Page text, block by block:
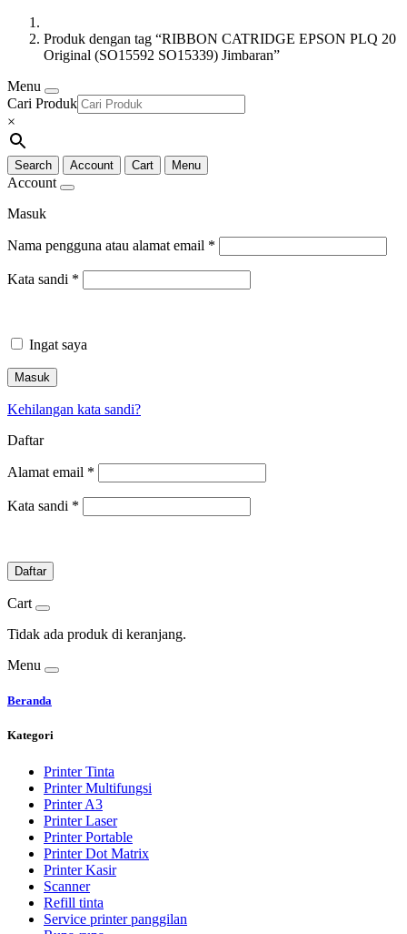
Produk dengan tag “RIBBON CATRIDGE EPSON PLQ 20
Original (SO15592 SO15339) Jimbaran”
Menu
Cari Produk
×
Search Account Cart Menu
Account
Masuk
Nama pengguna atau alamat email *
Kata sandi *
Ingat saya
Masuk
Kehilangan kata sandi?
Daftar
Alamat email *
Kata sandi *
Daftar
Cart
Tidak ada produk di keranjang.
Menu
Beranda
Kategori
Printer Tinta
Printer Multifungsi
Printer A3
Printer Laser
Printer Portable
Printer Dot Matrix
Printer Kasir
Scanner
Refill tinta
Service printer panggilan